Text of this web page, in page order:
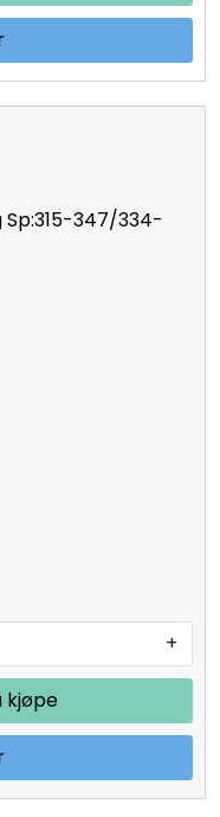
Sp:315-347/334-
+
kjøpe